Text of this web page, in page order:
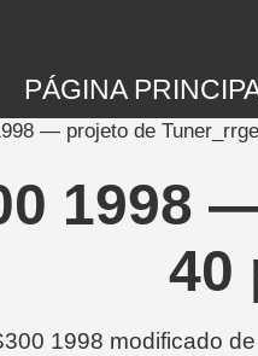
PÁGINA
— projeto de
1998
40
1998 modificado